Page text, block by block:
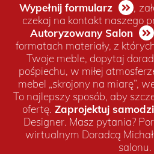
Wypełnij formularz ,
czekaj na kontakt naszego
Autoryzowany Salon
formatach materiały, z
Twoje meble, dopytaj
pośpiechu, w miłej
mebel „skrojony na miarę”,
To najlepszy sposób, aby
ofertę. Zaprojektuj
Designer. Masz pytania?
wirtualnym Doradcą
salonu.